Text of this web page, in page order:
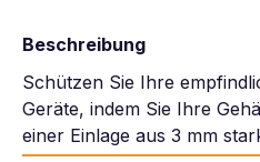
Beschreibung
Schützen Sie Ihre
Geräte, indem Sie Ihre
einer Einlage aus 3 mm